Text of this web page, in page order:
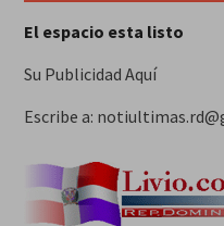
El espacio esta listo
Su Publicidad Aquí
Escribe a: